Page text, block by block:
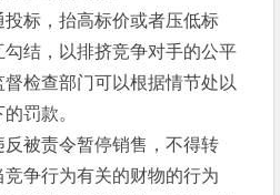
标，抬高标价或者压低标
结，以排挤竞争对手的公平
检查部门可以根据情节处以
罚款。
被责令暂停销售，不得转
争行为有关的财物的行为